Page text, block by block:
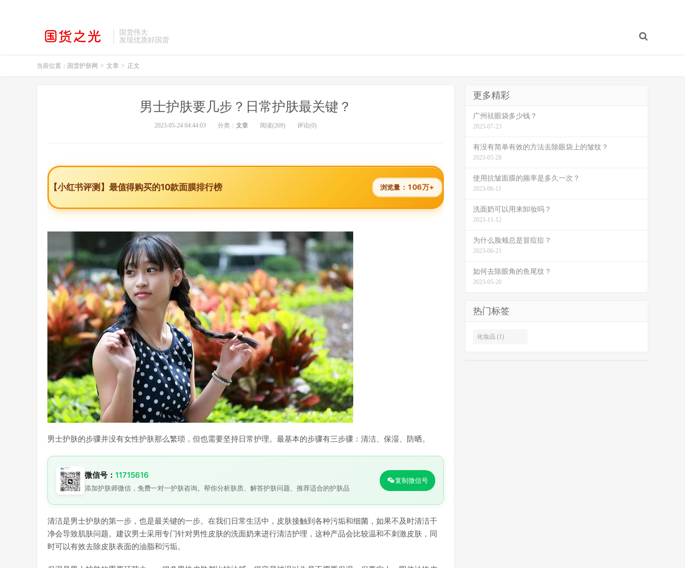
国货伟大
发现优质好国货
当前位置： 国货护肤网 > 文章 > 正文
男士护肤要几步？日常护肤最关键？
2023-05-24 04:44:03 分类： 文章 阅读(269) 评论(0)
【小红书评测】最值得购买的10款面膜排行榜 浏览量： 106万+
男士护肤的步骤并没有女性护肤那么繁琐，但也需要坚持日常护理。最基本的步骤有三步骤：清洁、保湿、防晒。
微信号： 11715616
添加护肤师微信，免费一对一护肤咨询。帮你分析肤质、解答护肤问题、推荐适合的护肤品
复制微信号
清洁是男士护肤的第一步，也是最关键的一步。在我们日常生活中，皮肤接触到各种污垢和细菌，如果不及时清洁干
净会导致肌肤问题。建议男士采用专门针对男性皮肤的洗面奶来进行清洁护理，这种产品会比较温和不刺激皮肤，同
时可以有效去除皮肤表面的油脂和污垢。
更多精彩
广州祛眼袋多少钱？
2023-07-23
有没有简单有效的方法去除眼袋上的皱纹？
2023-05-28
使用抗皱面膜的频率是多久一次？
2023-06-11
洗面奶可以用来卸妆吗？
2023-11-12
为什么脸颊总是冒痘痘？
2023-06-21
如何去除眼角的鱼尾纹？
2023-05-20
热门标签
化妆品 (1)